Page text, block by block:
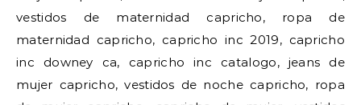
vestidos de maternidad capricho, ropa de
maternidad capricho, capricho inc 2019, capricho
inc downey ca, capricho inc catalogo, jeans de
mujer capricho, vestidos de noche capricho, ropa